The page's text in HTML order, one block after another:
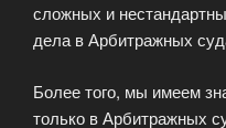
сложных и
дела в Арбитражных
Более того, мы имеем
только в Арбитражных